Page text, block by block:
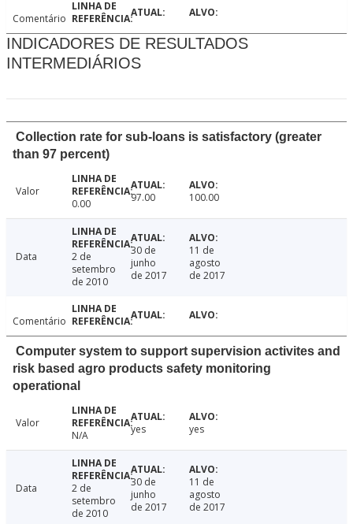
Comentário
INDICADORES DE RESULTADOS
INTERMEDIÁRIOS
Collection rate for sub-loans is satisfactory (greater
than 97 percent)
Valor
0.00
97.00 100.00
Data
2 de
setembro
de 2010
30 de
junho
de 2017
11 de
agosto
de 2017
Comentário
Computer system to support supervision activites and
risk based agro products safety monitoring
operational
Valor
N/A
yes yes
Data
2 de
setembro
de 2010
30 de
junho
de 2017
11 de
agosto
de 2017